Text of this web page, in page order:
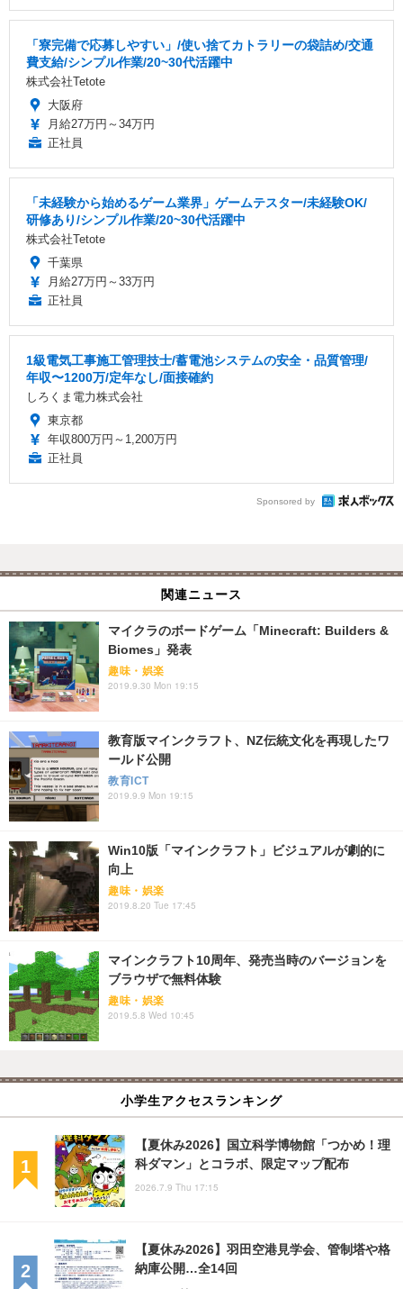
「寮完備で応募しやすい」/使い捨てカトラリーの袋詰め/交通
費支給/シンプル作業/20~30代活躍中
株式会社Tetote
大阪府
月給27万円～34万円
正社員
「未経験から始めるゲーム業界」ゲームテスター/未経験OK/
研修あり/シンプル作業/20~30代活躍中
株式会社Tetote
千葉県
月給27万円～33万円
正社員
1級電気工事施工管理技士/蓄電池システムの安全・品質管理/
年収〜1200万/定年なし/面接確約
しろくま電力株式会社
東京都
年収800万円～1,200万円
正社員
Sponsored by
関連ニュース
マイクラのボードゲーム「Minecraft: Builders &
Biomes」発表
趣味・娯楽
2019.9.30 Mon 19:15
教育版マインクラフト、NZ伝統文化を再現したワ
ールド公開
教育ICT
2019.9.9 Mon 19:15
Win10版「マインクラフト」ビジュアルが劇的に
向上
趣味・娯楽
2019.8.20 Tue 17:45
マインクラフト10周年、発売当時のバージョンを
ブラウザで無料体験
趣味・娯楽
2019.5.8 Wed 10:45
小学生アクセスランキング
【夏休み2026】国立科学博物館「つかめ！理
科ダマン」とコラボ、限定マップ配布
2026.7.9 Thu 17:15
【夏休み2026】羽田空港見学会、管制塔や格
納庫公開…全14回